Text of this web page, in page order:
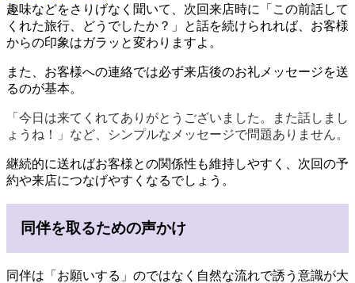
趣味などをさりげなく聞いて、次回来店時に「この前話して
くれた旅行、どうでしたか？」と話を続けられれば、お客様
からの印象はガラッと変わりますよ。
また、お客様への連絡では必ず来店後のお礼メッセージを送
るのが基本。
「今日は来てくれてありがとうございました。また話しまし
ょうね！」など、シンプルなメッセージで問題ありません。
継続的に送ればお客様との関係性も維持しやすく、次回の予
約や来店につなげやすくなるでしょう。
同伴を取るための声かけ
同伴は「お願いする」のではなく自然な流れで誘う意識が大